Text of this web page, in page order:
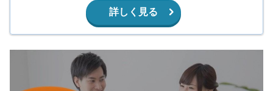
詳しく見る